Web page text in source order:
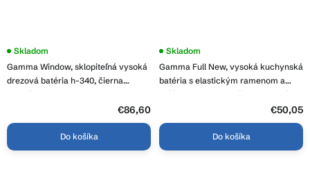
Gamma Window, sklopiteľná vysoká
drezová batéria h-340, čierna
matná, GMA-BWW-BK
Skladom
€86,60
Do košíka
Gamma Full New, vysoká kuchynská
batéria s elastickým ramenom a
spŕškou h-485 mm, čierna matná,
Priemerné
produktu
je
Skladom
€50,05
Do košíka